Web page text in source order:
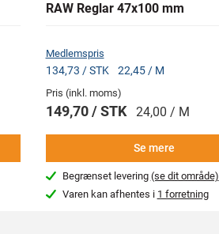
RAW Reglar 47x100 mm
Medlemspris
134,73 / STK 22,45 / M
Pris (inkl. moms)
149,70 / STK 24,00 / M
Se mere
Begrænset levering (se dit område)
Varen kan afhentes i 1 forretning